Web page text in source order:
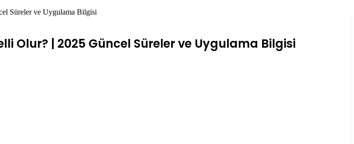
Süreler ve Uygulama Bilgisi
Olur? | 2025 Güncel Süreler ve Uygulama Bilgisi